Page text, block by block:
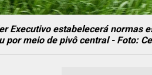
Executivo estabelecerá normas
por meio de pivô central - Foto: